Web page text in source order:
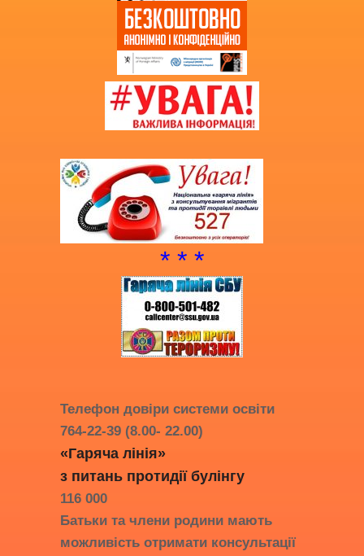
* * *
Телефон довіри системи освіти
764-22-39 (8.00- 22.00)
«Гаряча лінія»
з питань протидії булінгу
116 000
Батьки та члени родини мають
можливість отримати консультації